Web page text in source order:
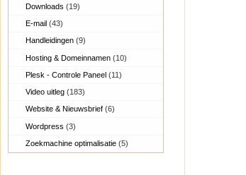
Downloads(19)
E-mail(43)
Handleidingen(9)
Hosting & Domeinnamen(10)
Plesk - Controle Paneel(11)
Video uitleg(183)
Website & Nieuwsbrief(6)
Wordpress(3)
Zoekmachine optimalisatie(5)